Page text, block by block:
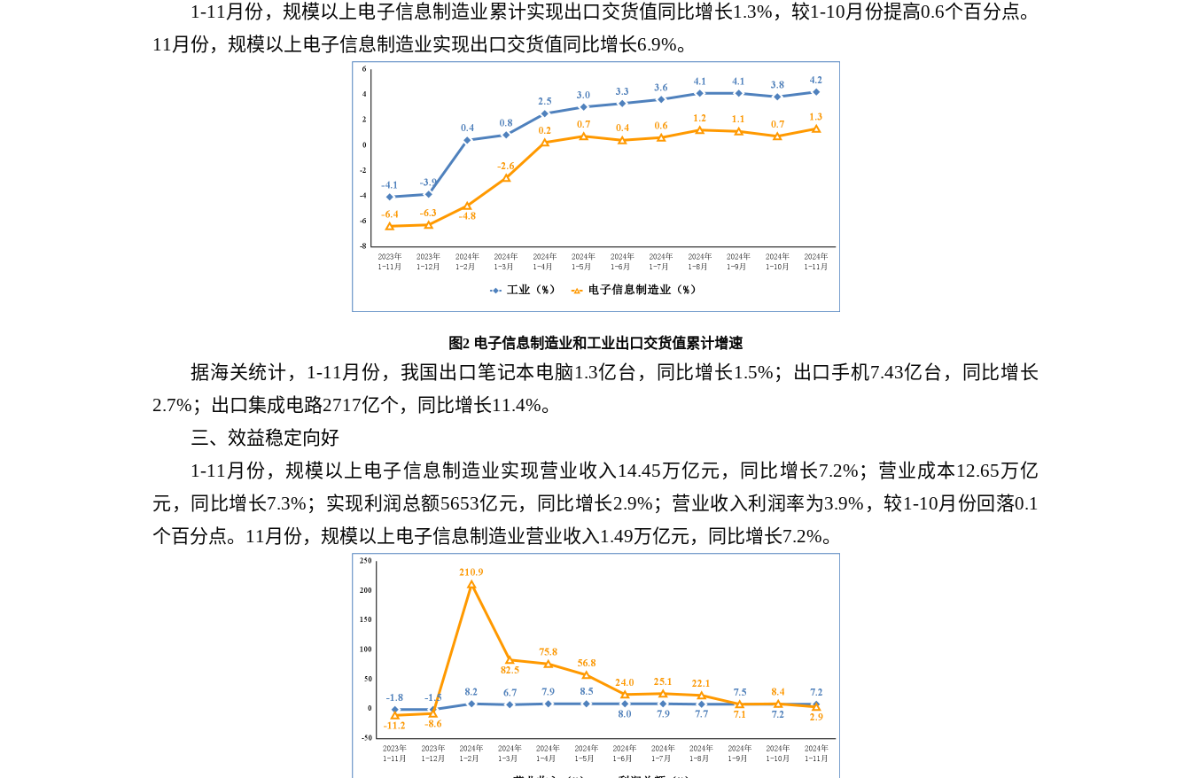
1-11月份，规模以上电子信息制造业累计实现出口交货值同比增长1.3%，较1-10月份提高0.6个百分点。
11月份，规模以上电子信息制造业实现出口交货值同比增长6.9%。
图2 电子信息制造业和工业出口交货值累计增速
据海关统计， 1-11月份，我国出口笔记本电脑1.3亿台，同比增长1.5%；出口手机7.43亿台，同比增长
2.7%；出口集成电路2717亿个，同比增长11.4%。
三、效益稳定向好
1-11月份，规模以上电子信息制造业实现营业收入14.45万亿元，同比增长7.2%；营业成本12.65万亿
元，同比增长7.3%；实现利润总额5653亿元，同比增长2.9%；营业收入利润率为3.9%，较1-10月份回落0.1
个百分点。11月份，规模以上电子信息制造业营业收入1.49万亿元，同比增长7.2%。